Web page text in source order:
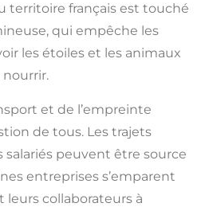
territoire français est touché
qui empêche les
les étoiles et les animaux
et de l’empreinte
de tous. Les trajets
salariés peuvent être source
entreprises s’emparent
collaborateurs à